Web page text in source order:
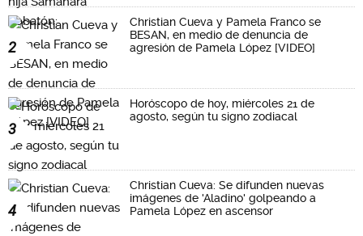
2
Christian Cueva y Pamela Franco se
BESAN, en medio de denuncia de
agresión de Pamela López [VIDEO]
3
Horóscopo de hoy, miércoles 21 de
agosto, según tu signo zodiacal
4
Christian Cueva: Se difunden nuevas
imágenes de 'Aladino' golpeando a
Pamela López en ascensor